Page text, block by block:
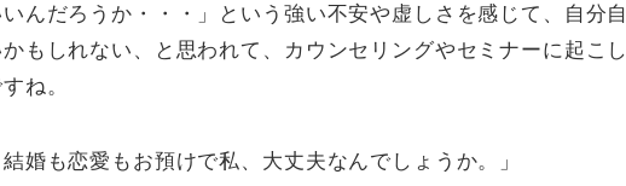
んだろうか・・・」という強い不安や虚しさを感じて、自分自
もしれない、と思われて、カウンセリングやセミナーに起こし
ね。
婚も恋愛もお預けで私、大丈夫なんでしょうか。」